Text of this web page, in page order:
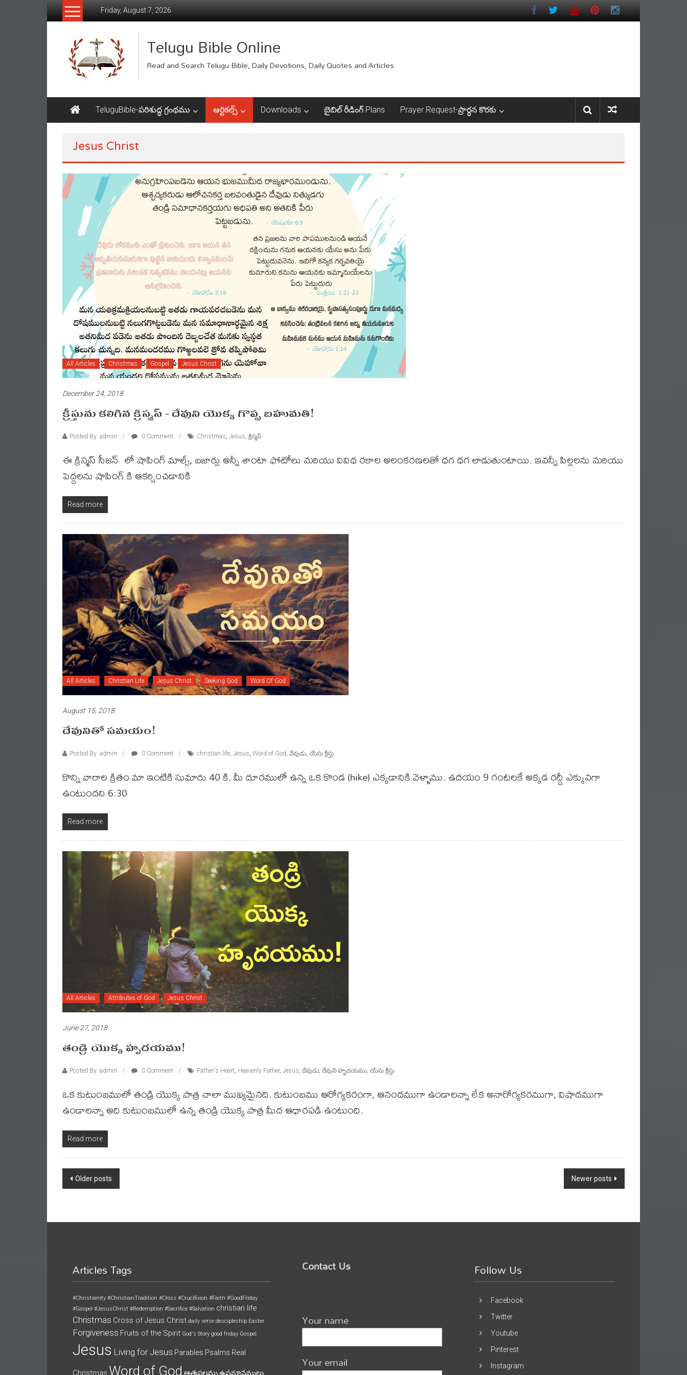
Friday, August 7, 2026
Telugu Bible Online
Read and Search Telugu Bible, Daily Devotions, Daily Quotes and Articles
TeluguBible-పరిశుద్ధ గ్రంథము ఆర్టికల్స్ Downloads బైబిల్ రీడింగ్ Plans Prayer Request-ప్రార్ధన కొరకు
Jesus Christ
All Articles Christmas Gospel Jesus Christ
December 24, 2018
క్రీస్తును కలిగిన క్రిస్మస్ – దేవుని యొక్క గొప్ప బహుమతి!
Posted By: admin 0 Comment Christmas, Jesus, క్రిస్మస్
ఈ క్రిస్మస్ సీజన్ లో షాపింగ్ మాల్స్, బజార్లు అన్నీ శాంటా ఫోటోలు మరియు వివిధ రకాల అలంకరణలతో ధగ ధగ లాడుతుంటాయి. ఇవన్నీ పిల్లలను మరియు
పెద్దలను షాపింగ్ కి ఆకర్షించడానికి
Read more
All Articles Christian Life Jesus Christ Seeking God Word Of God
August 15, 2018
దేవునితో సమయం!
Posted By: admin 0 Comment christian life, Jesus, Word of God, దేవుడు, యేసు క్రీస్తు
కొన్ని వారాల క్రితం మా ఇంటికి సుమారు 40 కి. మీ దూరములో ఉన్న ఒక కొండ (hike) ఎక్కడానికి వెళ్ళాము. ఉదయం 9 గంటలకే అక్కడ రద్దీ ఎక్కువగా
ఉంటుందని 6:30
Read more
All Articles Attributes of God Jesus Christ
June 27, 2018
తండ్రి యొక్క హృదయము!
Posted By: admin 0 Comment Father's Heart, Heavenly Father, Jesus, దేవుడు, దేవుని హృదయము, యేసు క్రీస్తు
ఒక కుటుంబములో తండ్రి యొక్క పాత్ర చాలా ముఖ్యమైనది. కుటుంబము ఆరోగ్యకరంగా, ఆనందముగా ఉండాలన్నా లేక అనారోగ్యకరముగా, విషాదముగా
ఉండాలన్నా అది కుటుంబములో ఉన్న తండ్రి యొక్క పాత్ర మీద ఆధారపడి ఉంటుంది.
Read more
Posts
navigation
Older posts Newer posts
Articles Tags
#Christianity #ChristianTradition #Cross #Crucifixion #Faith #GoodFriday
#Gospel #JesusChrist #Redemption #Sacrifice #Salvation christian life
Christmas Cross of Jesus Christ daily verse descipleship Easter
Forgiveness Fruits of the Spirit God's Story good friday Gospel
Jesus Living for Jesus Parables Psalms Real
Christmas Word of God ఆత్మఫలముఉపమానములు
Contact Us
Your name
Your email
Follow Us
Facebook
Twitter
Youtube
Pinterest
Instagram